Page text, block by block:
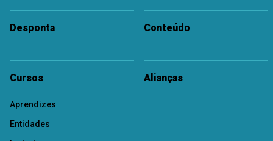
Desponta Conteúdo
Cursos
Aprendizes
Entidades
Alianças